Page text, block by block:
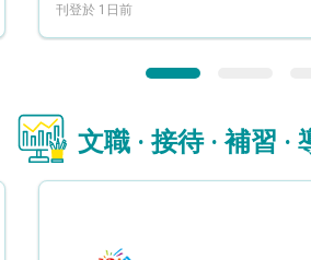
刊登於 1日前
文職 · 接待 · 補習 ·